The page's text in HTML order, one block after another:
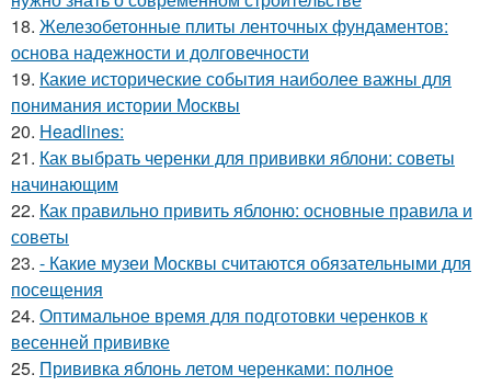
18. Железобетонные плиты ленточных фундаментов:
основа надежности и долговечности
19. Какие исторические события наиболее важны для
понимания истории Москвы
20. Headlines:
21. Как выбрать черенки для прививки яблони: советы
начинающим
22. Как правильно привить яблоню: основные правила и
советы
23. - Какие музеи Москвы считаются обязательными для
посещения
24. Оптимальное время для подготовки черенков к
весенней прививке
25. Прививка яблонь летом черенками: полное